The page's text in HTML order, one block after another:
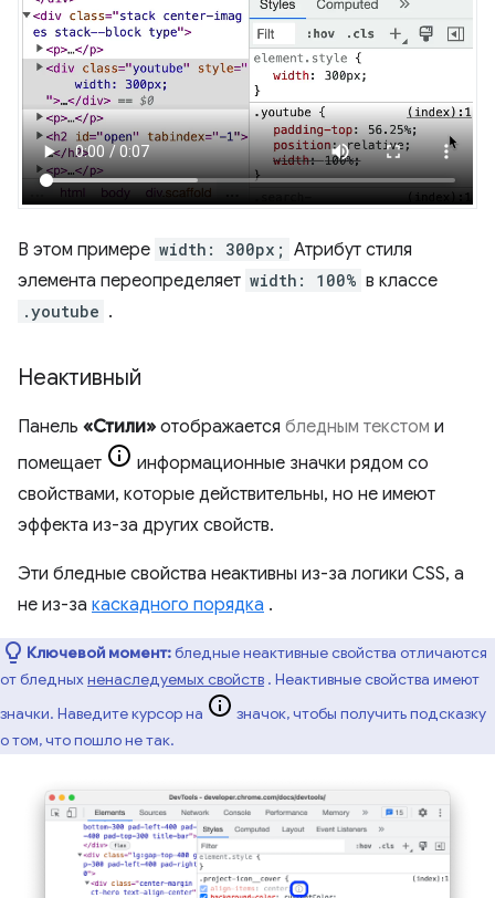
В этом примере width: 300px; Атрибут стиля
элемента переопределяет width: 100% в классе
.youtube .
Неактивный
Панель «Стили» отображается бледным текстом и
помещает
информационные значки рядом со
свойствами, которые действительны, но не имеют
эффекта из-за других свойств.
Эти бледные свойства неактивны из-за логики CSS, а
не из-за каскадного порядка .
Ключевой момент:бледные неактивные свойства отличаются
от бледныхненаследуемых свойств . Неактивные свойства имеют
значки. Наведите курсор на
значок, чтобы получить подсказку
о том, что пошло не так.